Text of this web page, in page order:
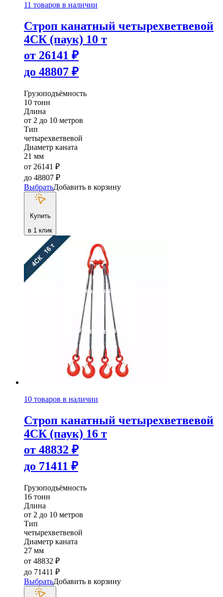
11 товаров в наличии
Строп канатный четырехветвевой
4СК (паук) 10 т
от 26141 ₽
до 48807 ₽
Грузоподъёмность
10 тонн
Длина
от 2 до 10 метров
Тип
четырехветвевой
Диаметр каната
21 мм
от 26141 ₽
до 48807 ₽
ВыбратьДобавить в корзину
Купить
в 1 клик
10 товаров в наличии
Строп канатный четырехветвевой
4СК (паук) 16 т
от 48832 ₽
до 71411 ₽
Грузоподъёмность
16 тонн
Длина
от 2 до 10 метров
Тип
четырехветвевой
Диаметр каната
27 мм
от 48832 ₽
до 71411 ₽
ВыбратьДобавить в корзину